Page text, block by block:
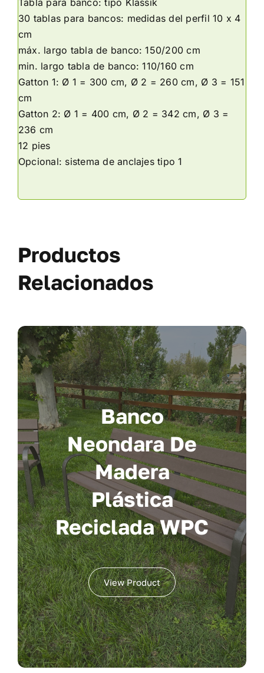
30 tablas para bancos: medidas del perfil 10 x 4
cm
máx. largo tabla de banco: 150/200 cm
min. largo tabla de banco: 110/160 cm
Gatton 1: Ø 1 = 300 cm, Ø 2 = 260 cm, Ø 3 = 151
cm
Gatton 2: Ø 1 = 400 cm, Ø 2 = 342 cm, Ø 3 =
236 cm
12 pies
Opcional: sistema de anclajes tipo 1
Productos
Relacionados
Banco
Neondara De
Madera
Plástica
Reciclada WPC
View Product